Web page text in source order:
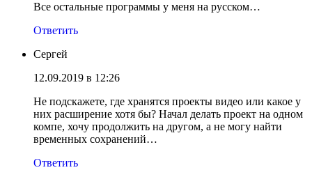
Все остальные программы у меня на русском…
Ответить
Сергей
12.09.2019 в 12:26
Не подскажете, где хранятся проекты видео или какое у
них расширение хотя бы? Начал делать проект на одном
компе, хочу продолжить на другом, а не могу найти
временных сохранений…
Ответить